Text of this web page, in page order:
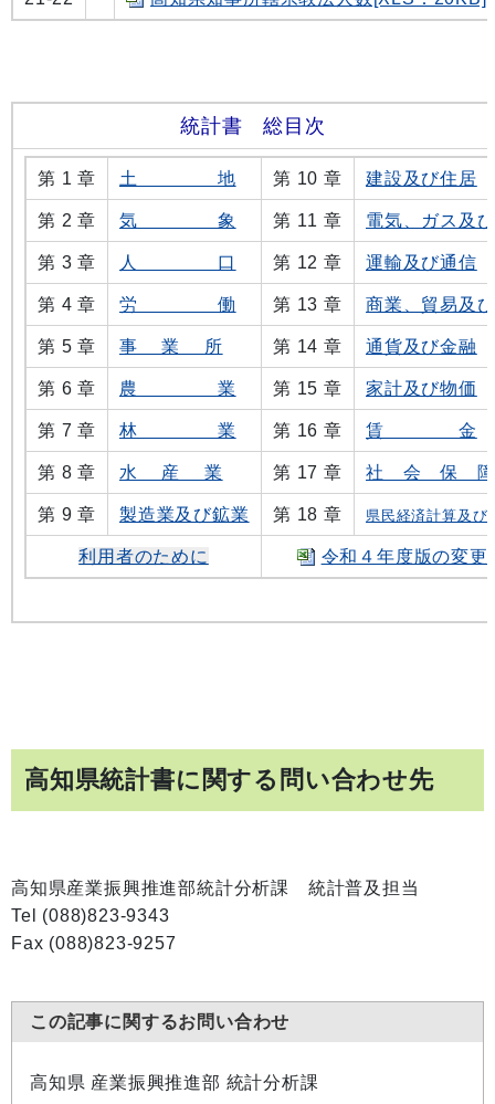
統計書 総目次
第 1 章 土 地 第 10 章 建設及び住居
第 2 章 気 象 第 11 章 電気、ガス及
第 3 章 人 口 第 12 章 運輸及び通信
第 4 章 労 働 第 13 章 商業、貿易及
第 5 章 事 業 所 第 14 章 通貨及び金融
第 6 章 農 業 第 15 章 家計及び物価
第 7 章 林 業 第 16 章 賃 金
第 8 章 水 産 業 第 17 章 社 会 保 障
第 9 章 製造業及び鉱業 第 18 章 県民経済計算及び
利用者のために 令和４年度版の変更
高知県統計書に関する問い合わせ先
高知県産業振興推進部統計分析課 統計普及担当
Tel (088)823-9343
Fax (088)823-9257
この記事に関するお問い合わせ
高知県 産業振興推進部 統計分析課